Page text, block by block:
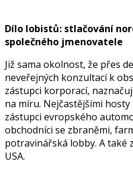
Dílo lobistů: stlačování
společného jmenovatele
Již sama okolnost, že přes
neveřejných konzultací k
zástupci korporací,
na míru. Nejčastějšími
zástupci evropského
obchodníci se zbraněmi,
potravinářská lobby. A také
USA.